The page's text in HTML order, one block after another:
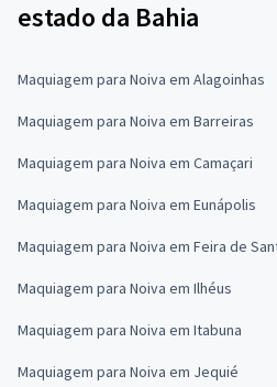
estado da Bahia
Maquiagem para Noiva em Alagoinhas
Maquiagem para Noiva em Barreiras
Maquiagem para Noiva em Camaçari
Maquiagem para Noiva em Eunápolis
Maquiagem para Noiva em Feira de
Maquiagem para Noiva em Ilhéus
Maquiagem para Noiva em Itabuna
Maquiagem para Noiva em Jequié